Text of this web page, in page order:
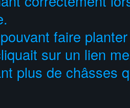
faire
sur un lien
plus de châsses